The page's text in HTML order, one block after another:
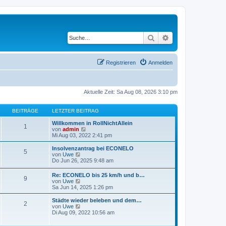
Suche
Anmelden
Registrieren
Aktuelle Zeit: Sa Aug 08, 2026 3:10 pm
BEITRÄGE LETZTER BEITRAG
1
Willkommen in RollNichtAllein
von admin
e
u
e
t
r
B
i
t
r
g
Mi Aug 03, 2022 2:41 pm
5
Insolvenzantrag bei ECONELO
von Uwe
e
e
s
t
e
r
B
i
Do Jun 26, 2025 9:48 am
9
Re: ECONELO bis 25 km/h und b…
von Uwe
e
u
e
t
Sa Jun 14, 2025 1:26 pm
2
Städte wieder beleben und dem…
von Uwe
e
Di Aug 09, 2022 10:56 am